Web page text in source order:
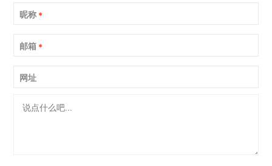
昵称 *
邮箱 *
网址